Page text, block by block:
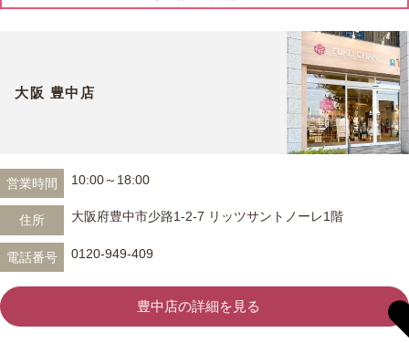
大阪 豊中店
営業時間 10:00～18:00
住所 大阪府豊中市少路1-2-7 リッツサントノーレ1階
電話番号 0120-949-409
豊中店の詳細を見る